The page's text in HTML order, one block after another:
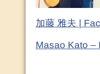
加藤 雅夫 |
Masao Kato –